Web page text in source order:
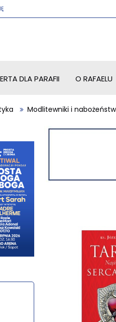
DLA PARAFII O RAFAELU
Modlitewniki i